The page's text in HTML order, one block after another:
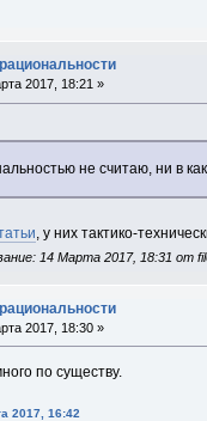
2017, 18:21 »
не считаю, ни в
, у них тактико-
14 Марта 2017, 18:31 от
2017, 18:30 »
по существу.
2017, 16:42